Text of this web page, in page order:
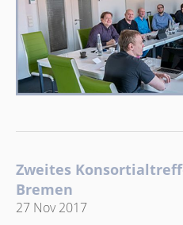
Zweites
Bremen
27 Nov 2017